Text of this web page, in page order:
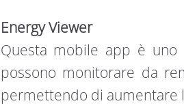
Energy Viewer
Questa mobile app è
possono monitorare da
permettendo di aumentare